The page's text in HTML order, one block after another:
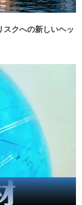
クへの新しいヘッ